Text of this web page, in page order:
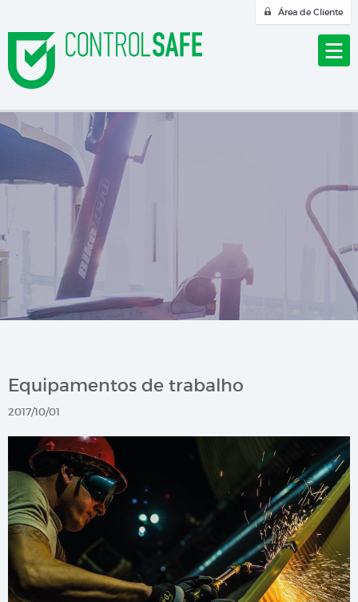
Área de Cliente
Equipamentos de trabalho
2017/10/01